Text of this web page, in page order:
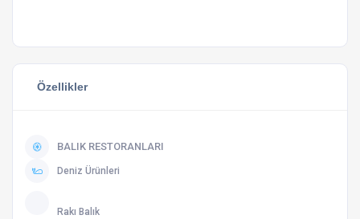
Özellikler
BALIK RESTORANLARI
Deniz Ürünleri
Rakı Balık